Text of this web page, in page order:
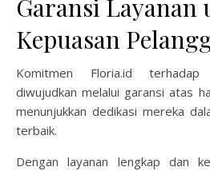
Garansi Layanan
Kepuasan
Komitmen Floria.id terhadap
diwujudkan melalui garansi atas
menunjukkan dedikasi mereka
terbaik.
Dengan layanan lengkap dan